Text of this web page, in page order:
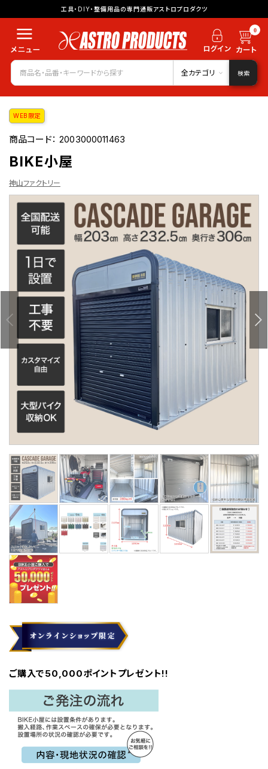
工具・DIY・整備用品の専門通販アストロプロダクツ
0
全カテゴリ 検索
WEB限定
商品コード：2003000011463
BIKE小屋
神山ファクトリー
ご購入で50,000ポイントプレゼント!!